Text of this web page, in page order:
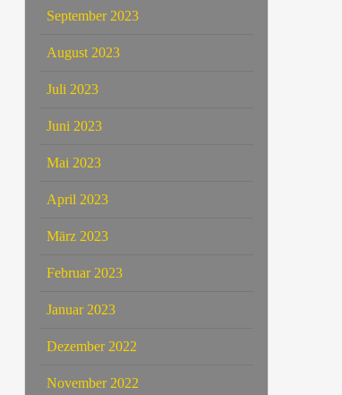
September 2023
August 2023
Juli 2023
Juni 2023
Mai 2023
April 2023
März 2023
Februar 2023
Januar 2023
Dezember 2022
November 2022